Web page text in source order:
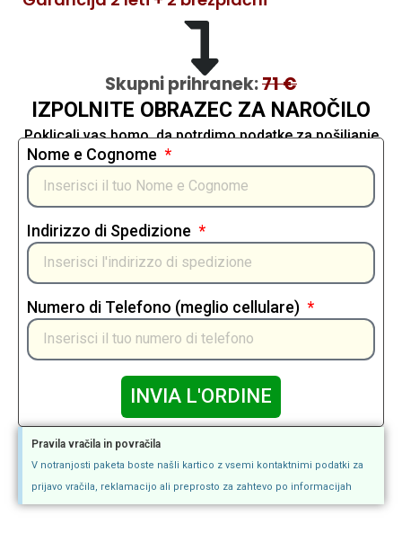
Skupni prihranek:71 €
IZPOLNITE OBRAZEC ZA NAROČILO
Poklicali vas bomo, da potrdimo podatke za pošiljanje
Nome e Cognome
Indirizzo di Spedizione
Numero di Telefono (meglio cellulare)
INVIA L'ORDINE
Pravila vračila in povračila
V notranjosti paketa boste našli kartico z vsemi kontaktnimi podatki za
prijavo vračila, reklamacijo ali preprosto za zahtevo po informacijah